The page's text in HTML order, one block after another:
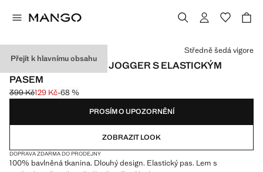
Přejít k hlavnímu obsahu
BAVLNĚNÉ KALHOTY JOGGER S ELASTICKÝM
PASEM
Původní cena přeškrtnutá [399 Kč ]
399 Kč
Aktuální cena [129 Kč ]
129 Kč-68 %
Vyberte barvu
Středně šedá vigore
PROSÍM O UPOZORNĚNÍ
ZOBRAZIT LOOK
DOPRAVA ZDARMA DO PRODEJNY
100% bavlněná tkanina. Dlouhý design. Elastický pas. Lem s